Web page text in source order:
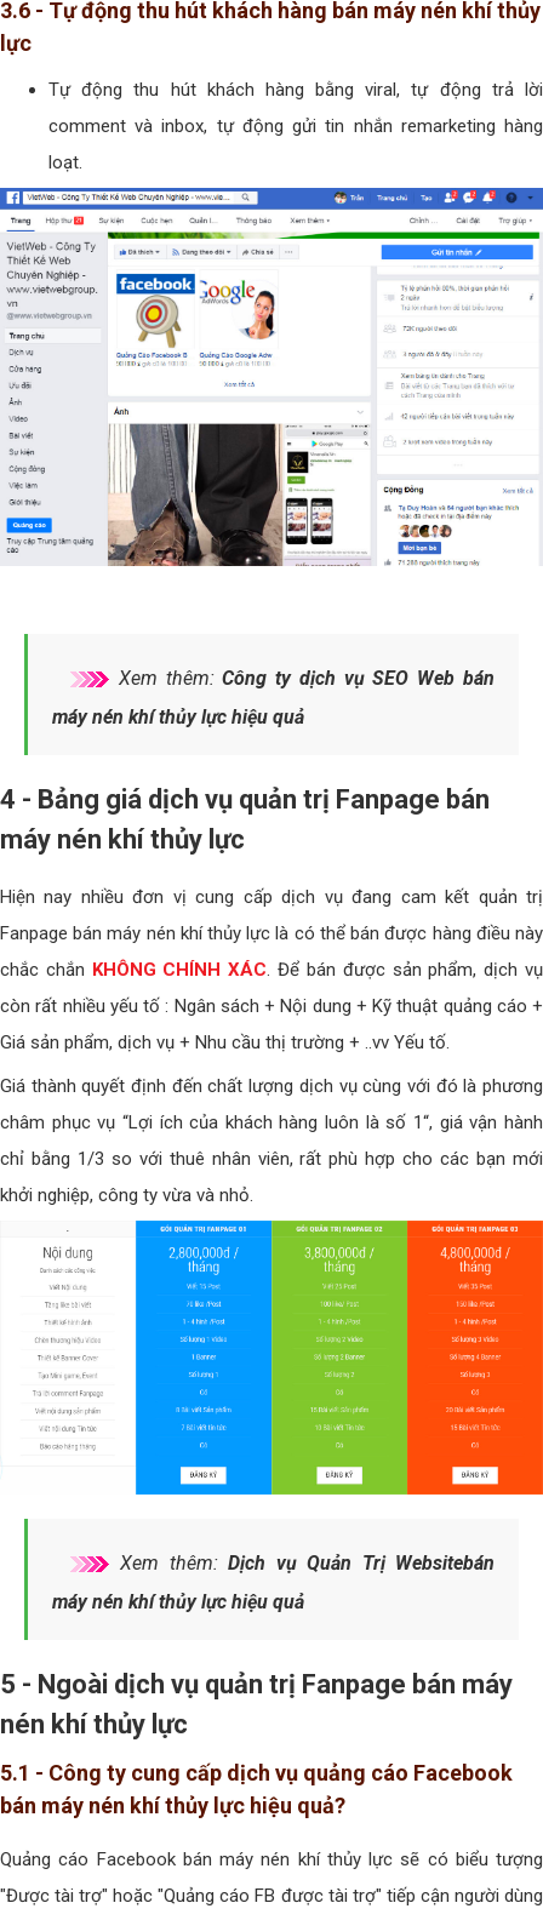
3.6 - Tự động thu hút khách hàng bán máy nén khí thủy
lực
Tự động thu hút khách hàng bằng viral, tự động trả lời
comment và inbox, tự động gửi tin nhắn remarketing hàng
loạt.
Xem thêm:Công ty dịch vụ SEO Web bán
máy nén khí thủy lực hiệu quả
4 - Bảng giá dịch vụ quản trị Fanpage bán
máy nén khí thủy lực
Hiện nay nhiều đơn vị cung cấp dịch vụ đang cam kết quản trị
Fanpage bán máy nén khí thủy lực là có thể bán được hàng điều này
chắc chắn KHÔNG CHÍNH XÁC. Để bán được sản phẩm, dịch vụ
còn rất nhiều yếu tố : Ngân sách + Nội dung + Kỹ thuật quảng cáo +
Giá sản phẩm, dịch vụ + Nhu cầu thị trường + ..vv Yếu tố.
Giá thành quyết định đến chất lượng dịch vụ cùng với đó là phương
châm phục vụ “Lợi ích của khách hàng luôn là số 1“, giá vận hành
chỉ bằng 1/3 so với thuê nhân viên, rất phù hợp cho các bạn mới
khởi nghiệp, công ty vừa và nhỏ.
Xem thêm:Dịch vụ Quản Trị Websitebán
máy nén khí thủy lực hiệu quả
5 - Ngoài dịch vụ quản trị Fanpage bán máy
nén khí thủy lực
5.1 - Công ty cung cấp dịch vụ quảng cáo Facebook
bán máy nén khí thủy lực hiệu quả?
Quảng cáo Facebook bán máy nén khí thủy lực sẽ có biểu tượng
"Được tài trợ" hoặc "Quảng cáo FB được tài trợ" tiếp cận người dùng